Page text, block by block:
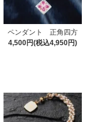
ペンダント 正角四方
4,500円(税込4,950円)